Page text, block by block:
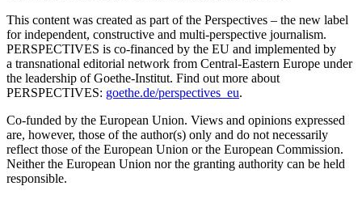
This content was created as part of the Perspectives – the new label
for independent, constructive and multi-perspective journalism.
PERSPECTIVES is co-financed by the EU and implemented by
a transnational editorial network from Central-Eastern Europe under
the leadership of Goethe-Institut. Find out more about
PERSPECTIVES: goethe.de/perspectives_eu.
Co-funded by the European Union. Views and opinions expressed
are, however, those of the author(s) only and do not necessarily
reflect those of the European Union or the European Commission.
Neither the European Union nor the granting authority can be held
responsible.